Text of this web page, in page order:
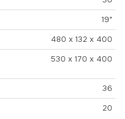
19"
480 x 132 x 400
530 x 170 x 400
36
20